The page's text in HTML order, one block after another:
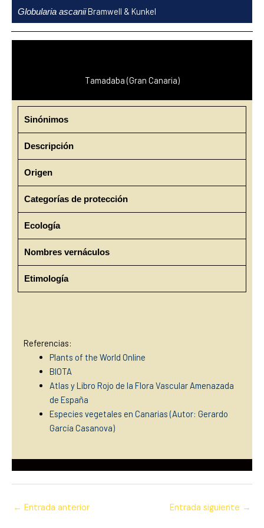
contenido
Globularia ascaniiBramwell & Kunkel
Tamadaba (Gran Canaria)
Sinónimos
Descripción
Origen
Categorías de protección
Ecología
Nombres vernáculos
Etimología
Referencias:
Plants of the World Online
BIOTA
Atlas y Libro Rojo de la Flora Vascular Amenazada
de España
Especies vegetales en Canarias (Autor: Gerardo
García Casanova)
← Entrada anterior Entrada siguiente →